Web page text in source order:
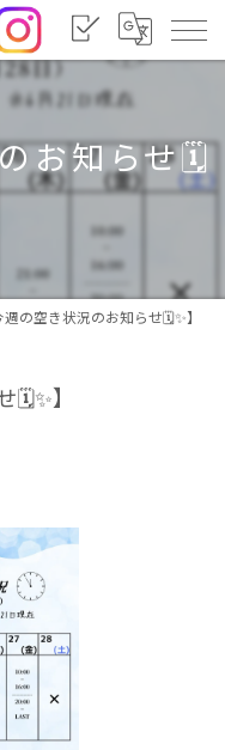
お知らせ🗓️
週の空き状況のお知らせ🗓️✨】
🗓️✨】